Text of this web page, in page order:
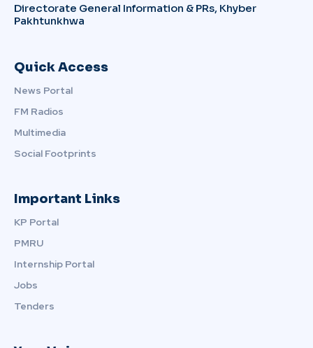
Directorate General Information & PRs, Khyber
Pakhtunkhwa
Quick Access
News Portal
FM Radios
Multimedia
Social Footprints
Important Links
KP Portal
PMRU
Internship Portal
Jobs
Tenders